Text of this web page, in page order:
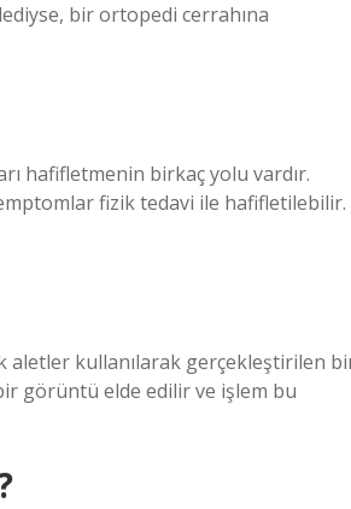
bir ortopedi cerrahına
hafifletmenin birkaç yolu vardır.
fizik tedavi ile hafifletilebilir.
aletler kullanılarak gerçekleştirilen
görüntü elde edilir ve işlem bu